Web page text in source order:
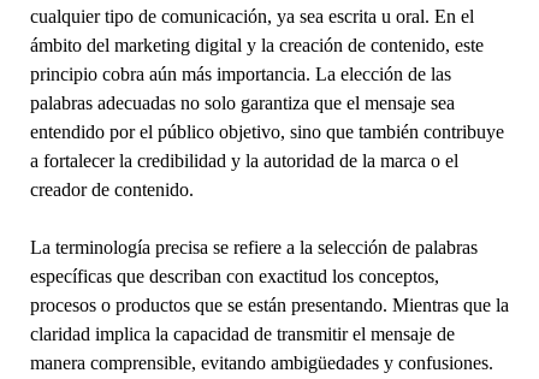
cualquier tipo de comunicación, ya sea escrita u oral. En el
ámbito del marketing digital y la creación de contenido, este
principio cobra aún más importancia. La elección de las
palabras adecuadas no solo garantiza que el mensaje sea
entendido por el público objetivo, sino que también contribuye
a fortalecer la credibilidad y la autoridad de la marca o el
creador de contenido.
La terminología precisa se refiere a la selección de palabras
específicas que describan con exactitud los conceptos,
procesos o productos que se están presentando. Mientras que la
claridad implica la capacidad de transmitir el mensaje de
manera comprensible, evitando ambigüedades y confusiones.